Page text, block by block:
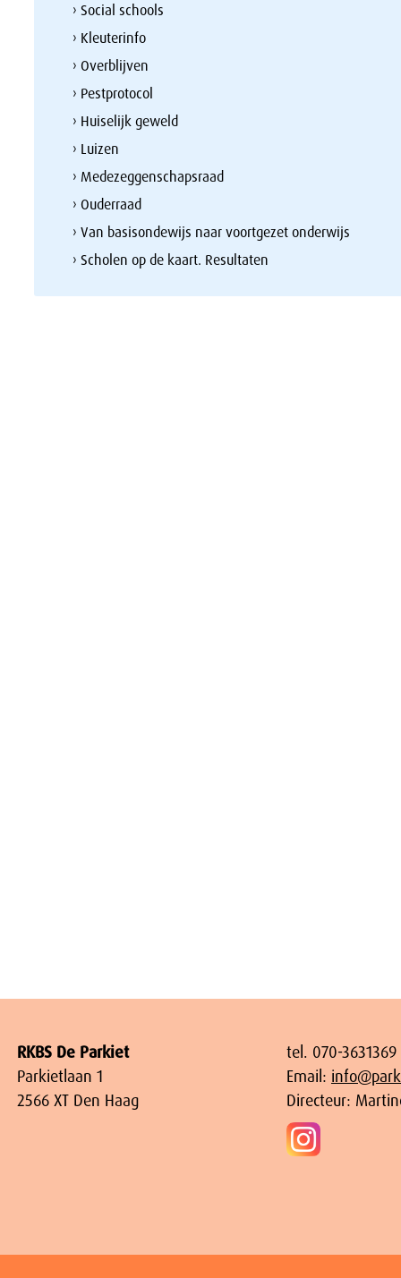
› Social schools
› Kleuterinfo
› Overblijven
› Pestprotocol
› Huiselijk geweld
› Luizen
› Medezeggenschapsraad
› Ouderraad
› Van basisondewijs naar voortgezet onderwijs
› Scholen op de kaart. Resultaten
RKBS De Parkiet
Parkietlaan 1
2566 XT Den Haag
tel. 070-3631369
Email:
Directeur: